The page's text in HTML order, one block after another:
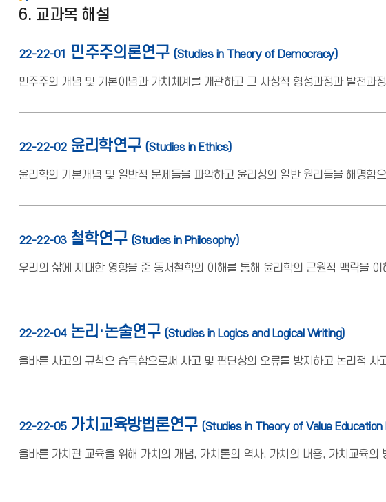
6. 교과목 해설
22-22-01 민주주의론연구 (Studies in Theory of Democracy)
민주주의 개념 및 기본이념과 가치체계를 개관하고 그 사상적 형성과정과 발전
22-22-02 윤리학연구 (Studies in Ethics)
윤리학의 기본개념 및 일반적 문제들을 파악하고 윤리상의 일반 원리들을 해명
22-22-03 철학연구 (Studies in Philosophy)
우리의 삶에 지대한 영향을 준 동서철학의 이해를 통해 윤리학의 근원적 맥락을 이
22-22-04 논리·논술연구 (Studies in Logics and Logical Writing)
올바른 사고의 규칙으 습득함으로써 사고 및 판단상의 오류를 방지하고 논리적 사
22-22-05 가치교육방법론연구 (Studies in Theory of Value
올바른 가치관 교육을 위해 가치의 개념, 가치론의 역사, 가치의 내용, 가치교육의